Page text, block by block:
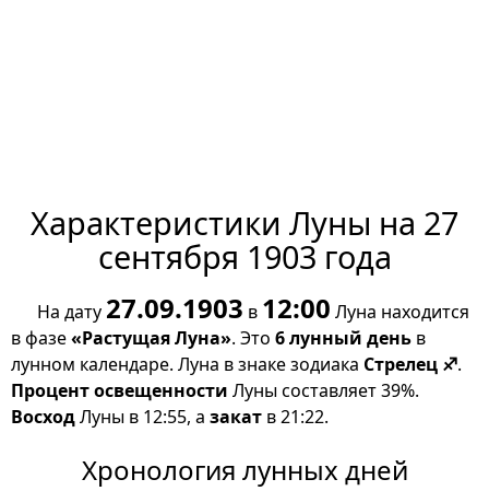
Характеристики Луны на 27
сентября 1903 года
На дату 27.09.1903 в 12:00 Луна находится
в фазе«Растущая Луна». Это 6 лунный день в
лунном календаре. Луна в знаке зодиака Стрелец ♐.
Процент освещенности Луны составляет 39%.
ВосходЛуны в 12:55, а закат в 21:22.
Хронология лунных дней